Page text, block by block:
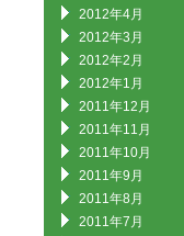
2012年4月
2012年3月
2012年2月
2012年1月
2011年12月
2011年11月
2011年10月
2011年9月
2011年8月
2011年7月